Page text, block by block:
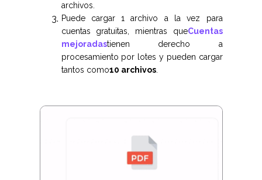
archivos.
Puede cargar 1 archivo a la vez para
cuentas gratuitas, mientras queCuentas
mejoradastienen derecho a
procesamiento por lotes y pueden cargar
tantos como10 archivos.